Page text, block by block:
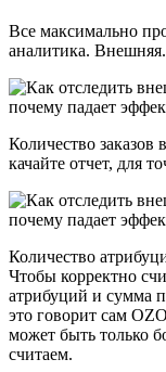
Все максимально
аналитика. Внешняя.
Количество заказов
качайте отчет, для
Количество
Чтобы корректно
атрибуций и сумма
это говорит сам
может быть только
считаем.